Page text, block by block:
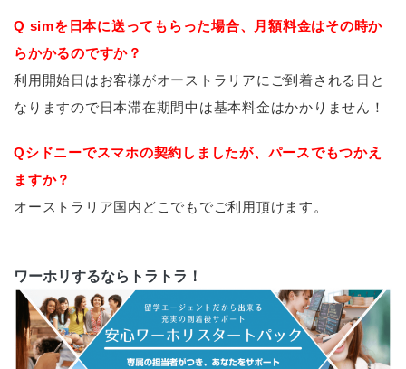
Q simを日本に送ってもらった場合、月額料金はその時か
らかかるのですか？
利用開始日はお客様がオーストラリアにご到着される日と
なりますので日本滞在期間中は基本料金はかかりません！
Qシドニーでスマホの契約しましたが、パースでもつかえ
ますか？
オーストラリア国内どこでもでご利用頂けます。
ワーホリするならトラトラ！